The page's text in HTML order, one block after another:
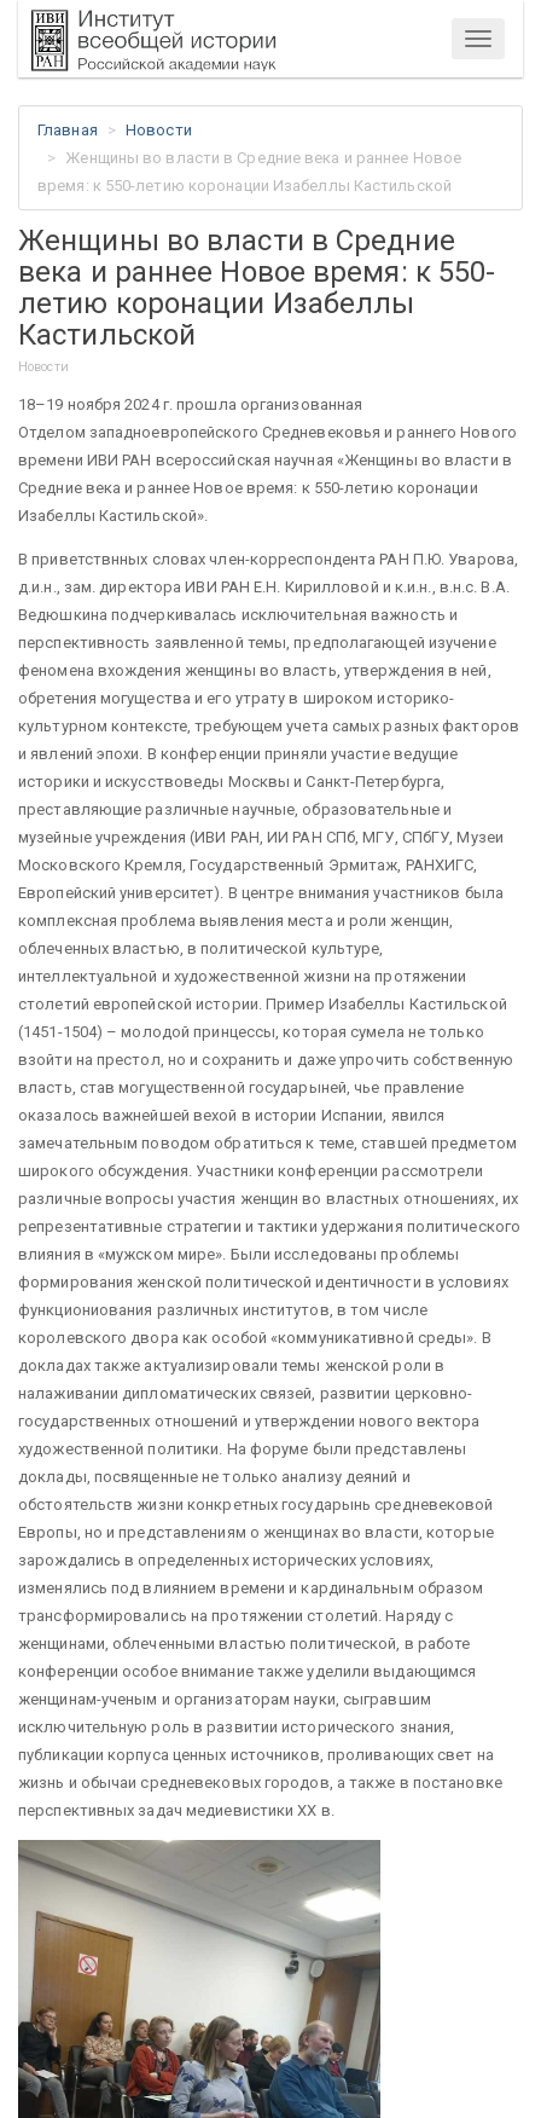
Меню
Главная
Новости
Женщины во власти в Средние века и раннее Новое
время: к 550-летию коронации Изабеллы Кастильской
Женщины во власти в Средние
века и раннее Новое время: к 550-
летию коронации Изабеллы
Кастильской
Новости
18–19 ноября 2024 г. прошла организованная
Отделом западноевропейского Средневековья и раннего Нового
времени ИВИ РАН всероссийская научная «Женщины во власти в
Средние века и раннее Новое время: к 550-летию коронации
Изабеллы Кастильской».
В приветствнных словах член-корреспондента РАН П.Ю. Уварова,
д.и.н., зам. директора ИВИ РАН Е.Н. Кирилловой и к.и.н., в.н.с. В.А.
Ведюшкина подчеркивалась исключительная важность и
перспективность заявленной темы, предполагающей изучение
феномена вхождения женщины во власть, утверждения в ней,
обретения могущества и его утрату в широком историко-
культурном контексте, требующем учета самых разных факторов
и явлений эпохи. В конференции приняли участие ведущие
историки и искусствоведы Москвы и Санкт-Петербурга,
преставляющие различные научные, образовательные и
музейные учреждения (ИВИ РАН, ИИ РАН СПб, МГУ, СПбГУ, Музеи
Московского Кремля, Государственный Эрмитаж, РАНХИГС,
Европейский университет). В центре внимания участников была
комплексная проблема выявления места и роли женщин,
облеченных властью, в политической культуре,
интеллектуальной и художественной жизни на протяжении
столетий европейской истории. Пример Изабеллы Кастильской
(1451-1504) – молодой принцессы, которая сумела не только
взойти на престол, но и сохранить и даже упрочить собственную
власть, став могущественной государыней, чье правление
оказалось важнейшей вехой в истории Испании, явился
замечательным поводом обратиться к теме, ставшей предметом
широкого обсуждения. Участники конференции рассмотрели
различные вопросы участия женщин во властных отношениях, их
репрезентативные стратегии и тактики удержания политического
влияния в «мужском мире». Были исследованы проблемы
формирования женской политической идентичности в условиях
функциониования различных институтов, в том числе
королевского двора как особой «коммуникативной среды». В
докладах также актуализировали темы женской роли в
налаживании дипломатических связей, развитии церковно-
государственных отношений и утверждении нового вектора
художественной политики. На форуме были представлены
доклады, посвященные не только анализу деяний и
обстоятельств жизни конкретных государынь средневековой
Европы, но и представлениям о женщинах во власти, которые
зарождались в определенных исторических условиях,
изменялись под влиянием времени и кардинальным образом
трансформировались на протяжении столетий. Наряду с
женщинами, облеченными властью политической, в работе
конференции особое внимание также уделили выдающимся
женщинам-ученым и организаторам науки, сыгравшим
исключительную роль в развитии исторического знания,
публикации корпуса ценных источников, проливающих свет на
жизнь и обычаи средневековых городов, а также в постановке
перспективных задач медиевистики XX в.